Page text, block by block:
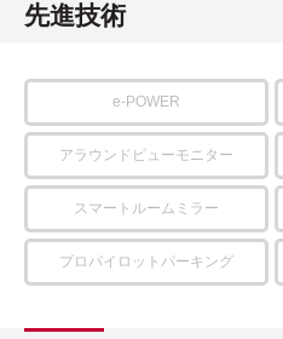
先進技術
e-POWER
アラウンドビューモニター
スマートルームミラー
プロパイロットパーキング